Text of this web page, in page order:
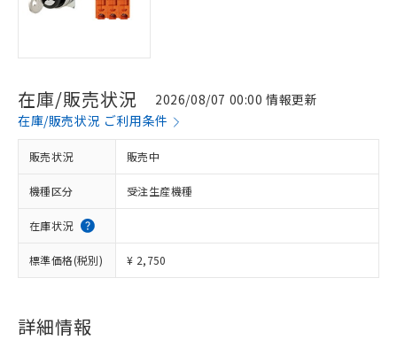
在庫/販売状況
2026/08/07 00:00 情報更新
在庫/販売状況 ご利用条件
販売状況 販売中
機種区分 受注生産機種
在庫状況
標準価格(税別) ¥ 2,750
詳細情報